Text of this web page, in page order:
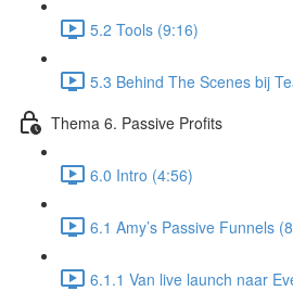
5.2 Tools (9:16)
5.3 Behind The Scenes bij
Thema 6. Passive Profits
6.0 Intro (4:56)
6.1 Amy’s Passive Funnels
6.1.1 Van live launch naar